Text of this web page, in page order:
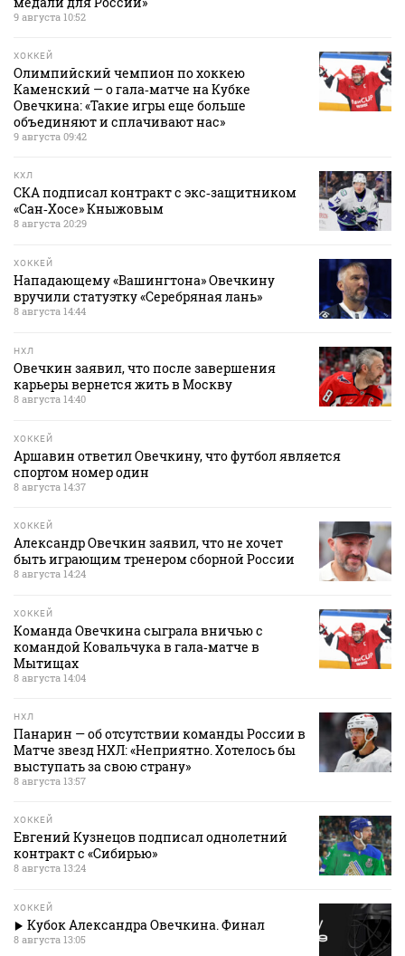
9 августа 10:52
ХОККЕЙ
Олимпийский чемпион по хоккею
Каменский — о гала‑матче на Кубке
Овечкина: «Такие игры еще больше
объединяют и сплачивают нас»
9 августа 09:42
КХЛ
СКА подписал контракт с экс‑защитником
«Сан‑Хосе» Кныжовым
8 августа 20:29
ХОККЕЙ
Нападающему «Вашингтона» Овечкину
вручили статуэтку «Серебряная лань»
8 августа 14:44
НХЛ
Овечкин заявил, что после завершения
карьеры вернется жить в Москву
8 августа 14:40
ХОККЕЙ
Аршавин ответил Овечкину, что футбол является
спортом номер один
8 августа 14:37
ХОККЕЙ
Александр Овечкин заявил, что не хочет
быть играющим тренером сборной России
8 августа 14:24
ХОККЕЙ
Команда Овечкина сыграла вничью с
командой Ковальчука в гала‑матче в
Мытищах
8 августа 14:04
НХЛ
Панарин — об отсутствии команды России в
Матче звезд НХЛ: «Неприятно. Хотелось бы
выступать за свою страну»
8 августа 13:57
ХОККЕЙ
Евгений Кузнецов подписал однолетний
контракт с «Сибирью»
8 августа 13:24
ХОККЕЙ
Кубок Александра Овечкина. Финал
8 августа 13:05